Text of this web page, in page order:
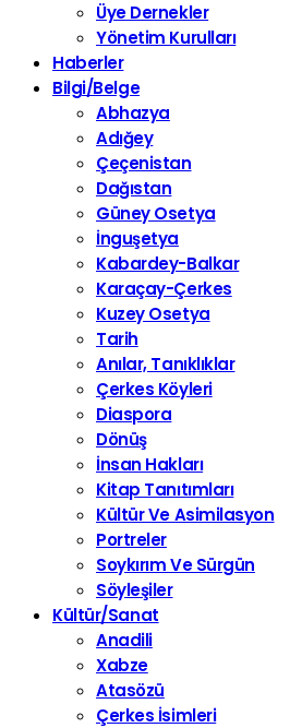
Üye Dernekler
Yönetim Kurulları
Haberler
Bilgi/Belge
Abhazya
Adığey
Çeçenistan
Dağıstan
Güney Osetya
İnguşetya
Kabardey-Balkar
Karaçay-Çerkes
Kuzey Osetya
Tarih
Anılar, Tanıklıklar
Çerkes Köyleri
Diaspora
Dönüş
İnsan Hakları
Kitap Tanıtımları
Kültür Ve Asimilasyon
Portreler
Soykırım Ve Sürgün
Söyleşiler
Kültür/Sanat
Anadili
Xabze
Atasözü
Çerkes İsimleri